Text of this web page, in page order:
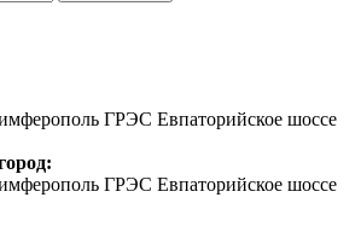
ГРЭС Евпаторийское шоссе
ГРЭС Евпаторийское шоссе